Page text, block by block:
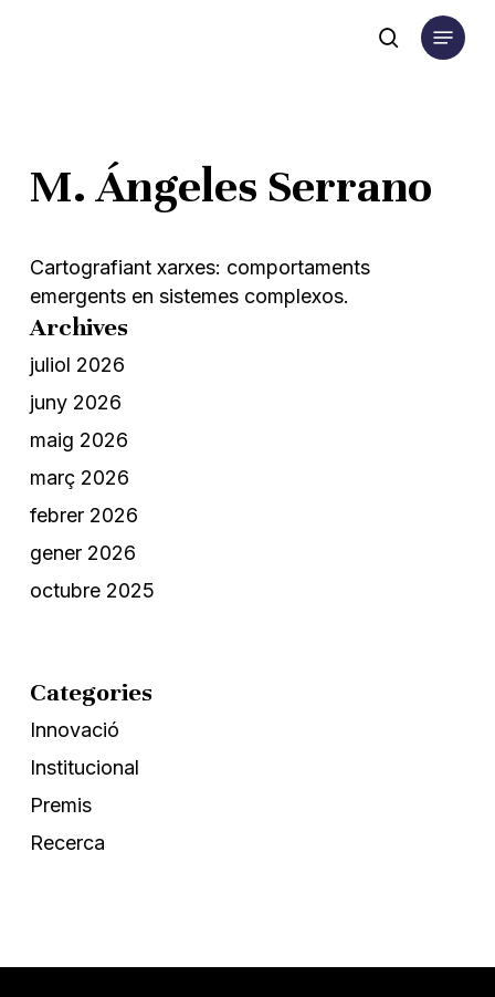
search
Menu
M. Ángeles Serrano
Cartografiant xarxes: comportaments
emergents en sistemes complexos.
Archives
juliol 2026
juny 2026
maig 2026
març 2026
febrer 2026
gener 2026
octubre 2025
Categories
Innovació
Institucional
Premis
Recerca